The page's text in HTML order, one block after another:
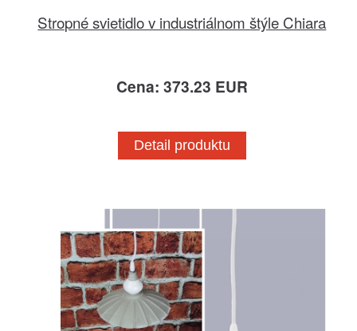
Stropné svietidlo v industriálnom štýle Chiara
Cena: 373.23 EUR
Detail produktu